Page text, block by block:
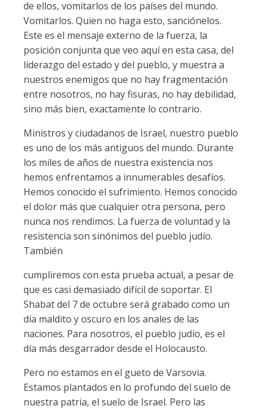
de ellos, vomitarlos de los países del mundo.
Vomitarlos. Quien no haga esto, sanciónelos.
Este es el mensaje externo de la fuerza, la
posición conjunta que veo aquí en esta casa, del
liderazgo del estado y del pueblo, y muestra a
nuestros enemigos que no hay fragmentación
entre nosotros, no hay fisuras, no hay debilidad,
sino más bien, exactamente lo contrario.
Ministros y ciudadanos de Israel, nuestro pueblo
es uno de los más antiguos del mundo. Durante
los miles de años de nuestra existencia nos
hemos enfrentamos a innumerables desafíos.
Hemos conocido el sufrimiento. Hemos conocido
el dolor más que cualquier otra persona, pero
nunca nos rendimos. La fuerza de voluntad y la
resistencia son sinónimos del pueblo judío.
También
cumpliremos con esta prueba actual, a pesar de
que es casi demasiado difícil de soportar. El
Shabat del 7 de octubre será grabado como un
día maldito y oscuro en los anales de las
naciones. Para nosotros, el pueblo judío, es el
día más desgarrador desde el Holocausto.
Pero no estamos en el gueto de Varsovia.
Estamos plantados en lo profundo del suelo de
nuestra patria, el suelo de Israel. Pero las